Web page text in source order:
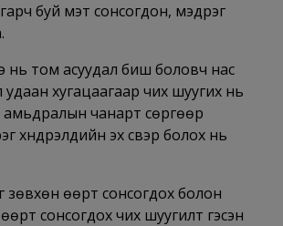
буй мэт сонсогдон, мэдрэг
нь том асуудал биш боловч нас
удаан хугацаагаар чих шуугих нь
чанарт сөргөөр
хүндрэлүүдийн эх үүсвэр болох нь
зөвхөн өөрт сонсогдох болон
сонсогдох чих шуугилт гэсэн